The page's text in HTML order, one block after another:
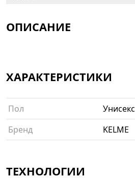
ОПИСАНИЕ
ХАРАКТЕРИСТИКИ
Пол
Унисекс
Бренд
KELME
ТЕХНОЛОГИИ